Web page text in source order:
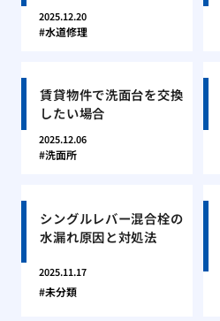
2025.12.20
水道修理
賃貸物件で洗面台を交換
したい場合
2025.12.06
洗面所
シングルレバー混合栓の
水漏れ原因と対処法
2025.11.17
未分類